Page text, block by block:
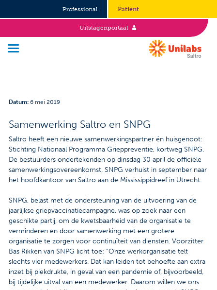
Professional Patiënt
Uitslagenportaal
Duurzaamheid en Good Governance
Werken bij
Stages
Vacatures
Contact
Veelgestelde vragen
Nieuws
Datum: 6 mei 2019
Samenwerking Saltro en SNPG
Saltro heeft een nieuwe samenwerkingspartner én huisgenoot:
Stichting Nationaal Programma Grieppreventie, kortweg SNPG.
De bestuurders ondertekenden op dinsdag 30 april de officiële
samenwerkingsovereenkomst. SNPG verhuist in september naar
het hoofdkantoor van Saltro aan de Mississippidreef in Utrecht.
SNPG, belast met de ondersteuning van de uitvoering van de
jaarlijkse griepvaccinatiecampagne, was op zoek naar een
geschikte partij, om de kwetsbaarheid van de organisatie te
verminderen en door samenwerking met een grotere
organisatie te zorgen voor continuïteit van diensten. Voorzitter
Bas Rikken van SNPG licht toe: “Onze werkorganisatie telt
slechts vier medewerkers. Dat kan leiden tot behoefte aan extra
inzet bij piekdrukte, in geval van een pandemie of, bijvoorbeeld,
bij tijdelijke uitval van een medewerker. Daarom willen we ons